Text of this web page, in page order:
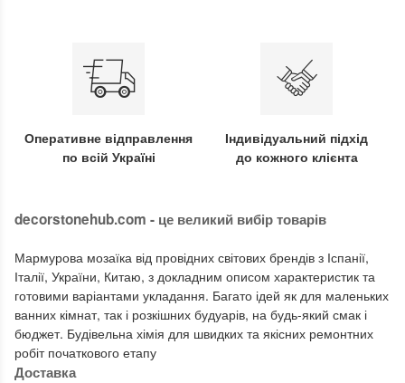
Оперативне відправлення
по всій Україні
Індивідуальний підхід
до кожного клієнта
decorstonehub.com - це великий вибір товарів
Мармурова мозаїка від провідних світових брендів з Іспанії,
Італії, України, Китаю, з докладним описом характеристик та
готовими варіантами укладання. Багато ідей як для маленьких
ванних кімнат, так і розкішних будуарів, на будь-який смак і
бюджет. Будівельна хімія для швидких та якісних ремонтних
робіт початкового етапу
Доставка